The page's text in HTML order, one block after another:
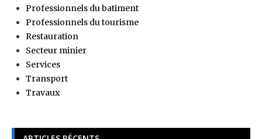
Professionnels du batiment
Professionnels du tourisme
Restauration
Secteur minier
Services
Transport
Travaux